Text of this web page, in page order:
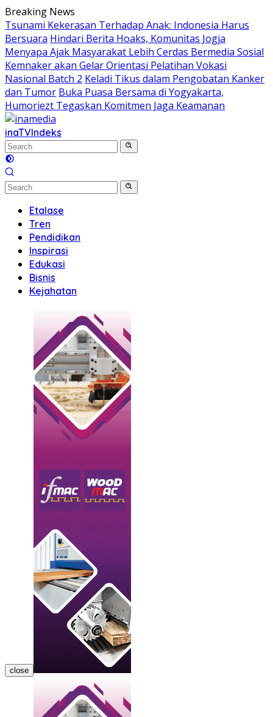
Skip
to
content
Breaking News
Tsunami Kekerasan Terhadap Anak: Indonesia Harus
Bersuara Hindari Berita Hoaks, Komunitas Jogja
Menyapa Ajak Masyarakat Lebih Cerdas Bermedia Sosial
Kemnaker akan Gelar Orientasi Pelatihan Vokasi
Nasional Batch 2 Keladi Tikus dalam Pengobatan Kanker
dan Tumor Buka Puasa Bersama di Yogyakarta,
Humoriezt Tegaskan Komitmen Jaga Keamanan
inaTVIndeks
Etalase
Tren
Pendidikan
Inspirasi
Edukasi
Bisnis
Kejahatan
close